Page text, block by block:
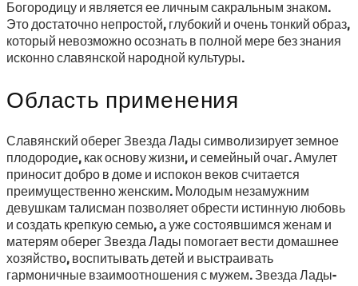
Богородицу и является ее личным сакральным знаком.
Это достаточно непростой, глубокий и очень тонкий образ,
который невозможно осознать в полной мере без знания
исконно славянской народной культуры.
Область применения
Славянский оберег Звезда Лады символизирует земное
плодородие, как основу жизни, и семейный очаг. Амулет
приносит добро в доме и испокон веков считается
преимущественно женским. Молодым незамужним
девушкам талисман позволяет обрести истинную любовь
и создать крепкую семью, а уже состоявшимся женам и
матерям оберег Звезда Лады помогает вести домашнее
хозяйство, воспитывать детей и выстраивать
гармоничные взаимоотношения с мужем. Звезда Лады-